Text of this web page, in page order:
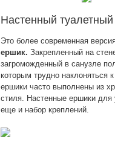
Настенный
Это более современная
ершик. Закрепленный на
загроможденный в санузле
которым трудно наклоняться
ершики часто выполнены из
стиля. Настенные ершики для
еще и набор креплений.